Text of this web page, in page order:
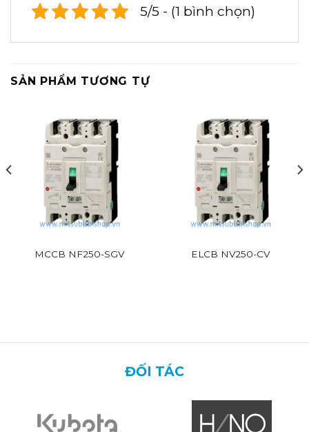
5/5 - (1 bình chọn)
SẢN PHẨM TƯƠNG TỰ
MCCB NF250-SGV ELCB NV250-CV
ĐỐI TÁC